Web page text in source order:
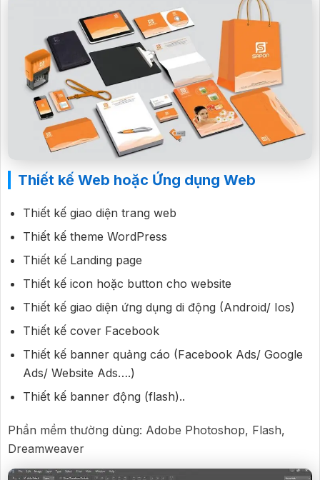
Thiết kế Web hoặc Ứng dụng Web
Thiết kế giao diện trang web
Thiết kế theme WordPress
Thiết kế Landing page
Thiết kế icon hoặc button cho website
Thiết kế giao diện ứng dụng di động (Android/ Ios)
Thiết kế cover Facebook
Thiết kế banner quảng cáo (Facebook Ads/ Google
Ads/ Website Ads….)
Thiết kế banner động (flash)..
Phần mềm thường dùng: Adobe Photoshop, Flash,
Dreamweaver